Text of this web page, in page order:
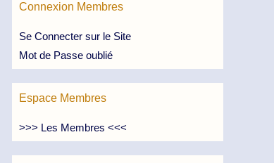
Connexion Membres
Se Connecter sur le Site
Mot de Passe oublié
Espace Membres
>>> Les Membres <<<